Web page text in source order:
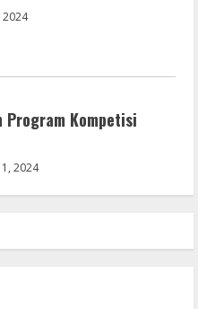
Audio Magnet
2024
Program Kompetisi
2024